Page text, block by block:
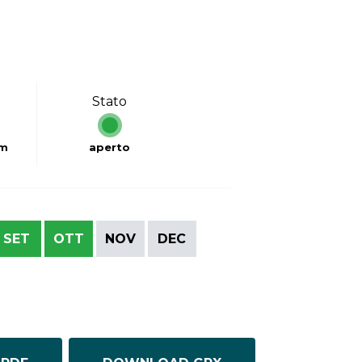
Stato
aperto
SET OTT NOV DEC